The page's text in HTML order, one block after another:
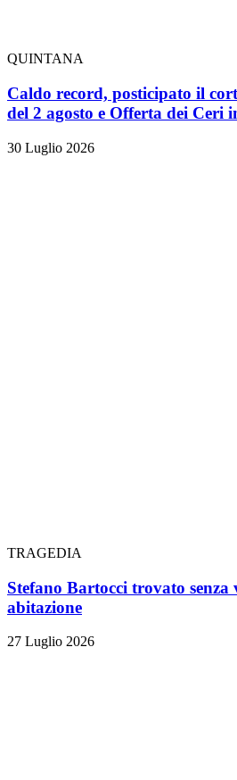
QUINTANA
Caldo record, posticipato il
del 2 agosto e Offerta dei Ceri
30 Luglio 2026
TRAGEDIA
Stefano Bartocci trovato senza
abitazione
27 Luglio 2026